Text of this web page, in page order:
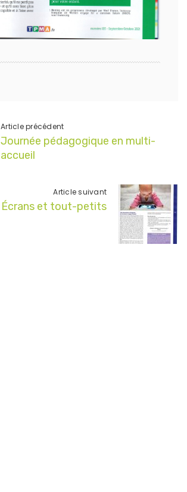
Article précédent
Journée pédagogique en multi-
accueil
Article suivant
Écrans et tout-petits